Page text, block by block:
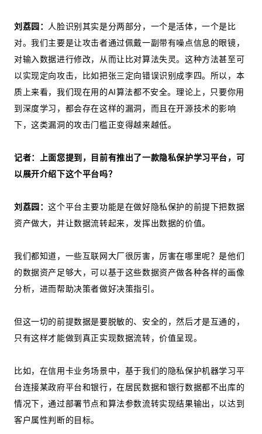
刘荔园： 人脸识别其实是分两部分，一个是活体，一个是比
对。我们主要是让攻击者通过佩戴一副带有噪点信息的眼镜，
对输入数据进行修改，从而让比对算法失灵。这种方法甚至可
以实现定向攻击，比如把张三定向错误识别成李四。所以，本
质上来看，我们现在用的AI算法都不安全。理论上，只要你用
到深度学习，都会存在这样的漏洞，而且在开源技术的影响
下，这类漏洞的攻击门槛正变得越来越低。
记者：上面您提到，目前有推出了一款隐私保护学习平台，可
以展开介绍下这个平台吗？
刘荔园：这个平台主要功能是在做好隐私保护的前提下把数据
资产做大，并让数据流转起来，发挥出数据的价值。
我们都知道，一些互联网大厂很厉害，厉害在哪里呢？是他们
的数据资产足够大，可以基于这些数据资产做各种各样的画像
分析，进而帮助决策者做好决策指引。
但这一切的前提数据是要脱敏的、安全的，然后才是互通的，
只有这样才能做到真正实现数据流转，价值呈现。
比如，在信用卡业务场景中，基于我们的隐私保护机器学习平
台连接某政府平台和银行，在居民数据和银行数据都不出库的
情况下，通过部署节点和算法参数流转实现结果输出，以达到
客户属性判断的目标。